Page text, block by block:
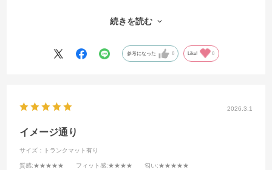
コストパフォーマンスが最高‼️続きを読む
参考になった 0 Like! 0
2026.3.1
イメージ通り
サイズ：トランクマット有り
質感:★★★★★ フィット感:★★★★ 匂い:★★★★★